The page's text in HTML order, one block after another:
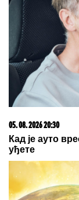
05. 08. 2026 20:30
Кад је ауто
уђете